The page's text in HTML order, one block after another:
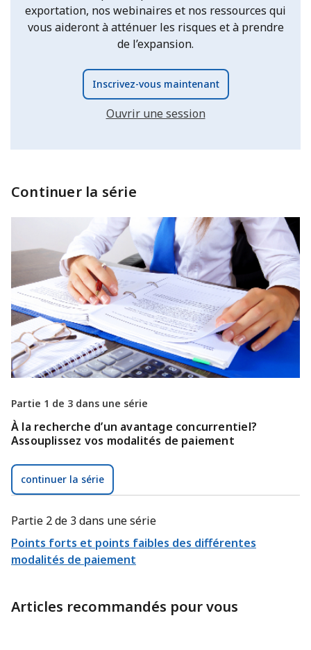
exportation, nos webinaires et nos ressources qui
vous aideront à atténuer les risques et à prendre
de l’expansion.
Inscrivez-vous maintenant
Ouvrir une session
Continuer la série
Partie 1 de 3 dans une série
À la recherche d’un avantage concurrentiel?
Assouplissez vos modalités de paiement
continuer la série
Partie 2 de 3 dans une série
Points forts et points faibles des différentes
modalités de paiement
Articles recommandés pour vous